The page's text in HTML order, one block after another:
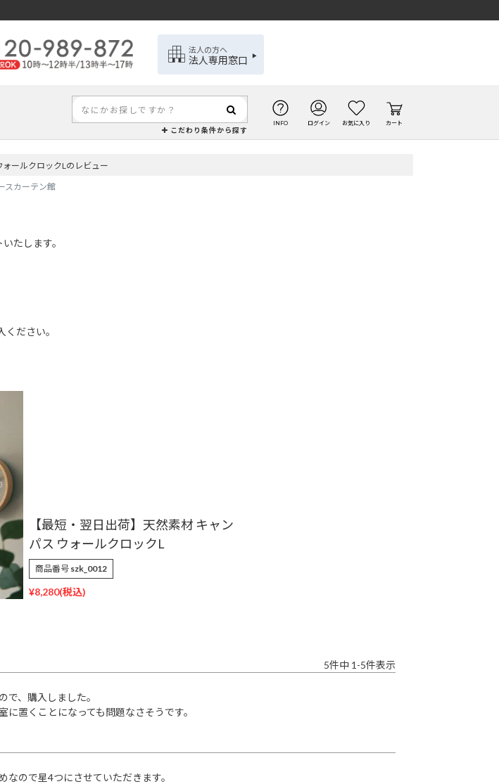
法人の方へ
法人専用窓口
こだわり条件から探す
INFO ログイン お気に入り カート
ォールクロックLのレビュー
スカーテン館
たします。
ださい。
【最短・翌日出荷】天然素材 キャン
パス ウォールクロックL
商品番号 szk_0012
¥8,280
5件中 1 -5件表示
で、購入しました。
置くことになっても問題なさそうです。
ので星4つにさせていただきます。